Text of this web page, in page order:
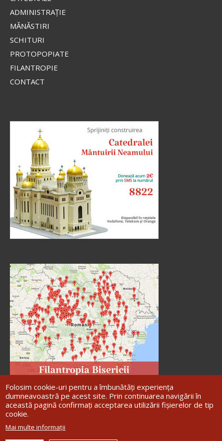
ADMINISTRAŢIE
MĂNĂSTIRI
SCHITURI
PROTOPOPIATE
FILANTROPIE
CONTACT
Arhiepiscopia Iașilor | ©
Folosim cookie-uri pentru a îmbunătăți experiența
dumneavoastră pe acest site. Prin continuarea navigării în
această pagină confirmați acceptarea utilizării fișierelor de tip
cookie.
Mai multe informații